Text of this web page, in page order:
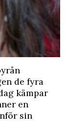
de fyra
kämpar
en
sin